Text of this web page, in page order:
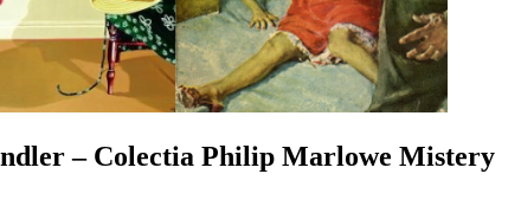
– Colectia Philip Marlowe Mistery